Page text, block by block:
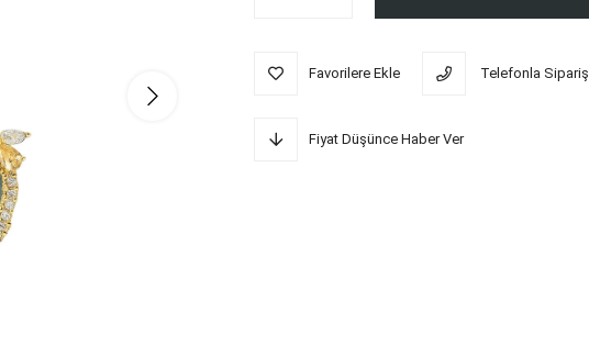
Favorilere Ekle Telefonla Sipariş
Fiyat Düşünce Haber Ver